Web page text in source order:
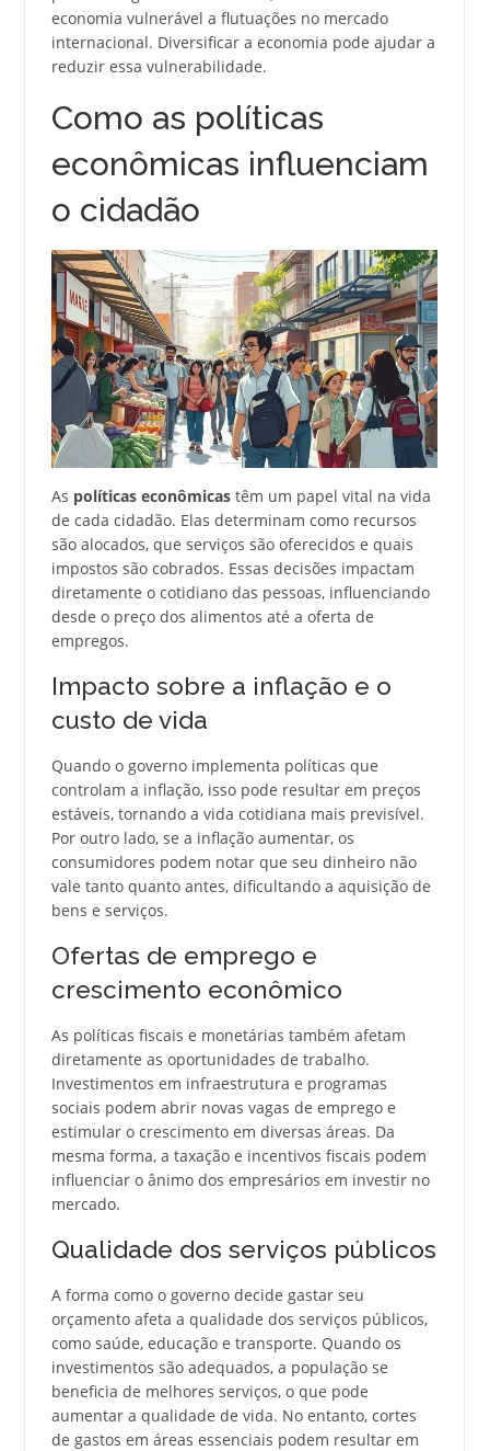
economia vulnerável a flutuações no mercado
internacional. Diversificar a economia pode ajudar a
reduzir essa vulnerabilidade.
Como as políticas
econômicas influenciam
o cidadão
As políticas econômicastêm um papel vital na vida
de cada cidadão. Elas determinam como recursos
são alocados, que serviços são oferecidos e quais
impostos são cobrados. Essas decisões impactam
diretamente o cotidiano das pessoas, influenciando
desde o preço dos alimentos até a oferta de
empregos.
Impacto sobre a inflação e o
custo de vida
Quando o governo implementa políticas que
controlam a inflação, isso pode resultar em preços
estáveis, tornando a vida cotidiana mais previsível.
Por outro lado, se a inflação aumentar, os
consumidores podem notar que seu dinheiro não
vale tanto quanto antes, dificultando a aquisição de
bens e serviços.
Ofertas de emprego e
crescimento econômico
As políticas fiscais e monetárias também afetam
diretamente as oportunidades de trabalho.
Investimentos em infraestrutura e programas
sociais podem abrir novas vagas de emprego e
estimular o crescimento em diversas áreas. Da
mesma forma, a taxação e incentivos fiscais podem
influenciar o ânimo dos empresários em investir no
mercado.
Qualidade dos serviços públicos
A forma como o governo decide gastar seu
orçamento afeta a qualidade dos serviços públicos,
como saúde, educação e transporte. Quando os
investimentos são adequados, a população se
beneficia de melhores serviços, o que pode
aumentar a qualidade de vida. No entanto, cortes
de gastos em áreas essenciais podem resultar em